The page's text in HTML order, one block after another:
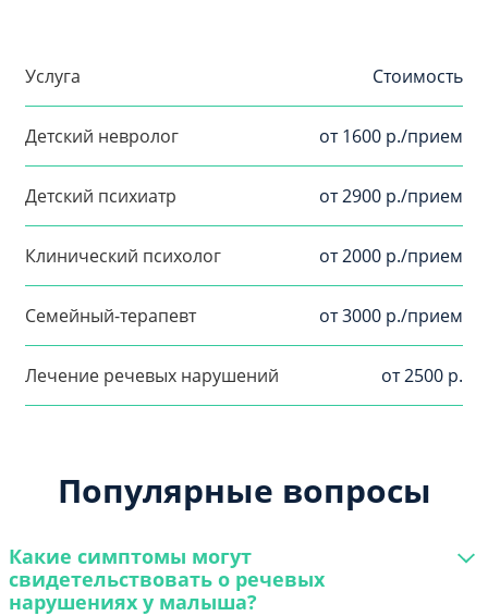
Услуга Стоимость
Детский невролог от 1600 р./прием
Детский психиатр от 2900 р./прием
Клинический психолог от 2000 р./прием
Семейный-терапевт от 3000 р./прием
Лечение речевых нарушений от 2500 р.
Популярные вопросы
Какие симптомы могут
свидетельствовать о речевых
нарушениях у малыша?